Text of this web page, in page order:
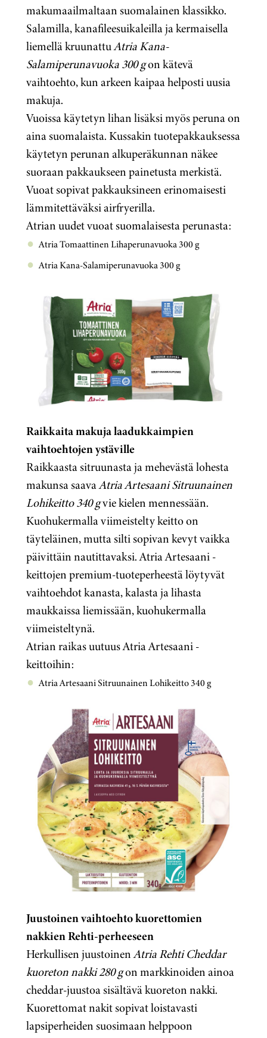
makumaailmaltaan suomalainen klassikko.
Salamilla, kanafileesuikaleilla ja kermaisella
liemellä kruunattuAtria Kana-
Salamiperunavuoka 300 gon kätevä
vaihtoehto, kun arkeen kaipaa helposti uusia
makuja.
Vuoissa käytetyn lihan lisäksi myös peruna on
aina suomalaista. Kussakin tuotepakkauksessa
käytetyn perunan alkuperäkunnan näkee
suoraan pakkaukseen painetusta merkistä.
Vuoat sopivat pakkauksineen erinomaisesti
lämmitettäväksi airfryerilla.
Atrian uudet vuoat suomalaisesta perunasta:
Atria Tomaattinen Lihaperunavuoka 300 g
Atria Kana-Salamiperunavuoka 300 g
Raikkaita makuja laadukkaimpien
vaihtoehtojen ystäville
Raikkaasta sitruunasta ja mehevästä lohesta
makunsa saavaAtria Artesaani Sitruunainen
Lohikeitto 340 gvie kielen mennessään.
Kuohukermalla viimeistelty keitto on
täyteläinen, mutta silti sopivan kevyt vaikka
päivittäin nautittavaksi. Atria Artesaani -
keittojen premium-tuoteperheestälöytyvät
vaihtoehdot kanasta, kalasta ja lihasta
maukkaissa liemissään, kuohukermalla
viimeisteltynä.
Atrian raikas uutuus Atria Artesaani -
keittoihin:
Atria Artesaani Sitruunainen Lohikeitto 340 g
Juustoinen vaihtoehto kuorettomien
nakkien Rehti-perheeseen
Herkullisen juustoinenAtria Rehti Cheddar
kuoreton nakki 280 gon markkinoiden ainoa
cheddar-juustoa sisältävä kuoreton nakki.
Kuorettomat nakit sopivat loistavasti
lapsiperheiden suosimaan helppoon